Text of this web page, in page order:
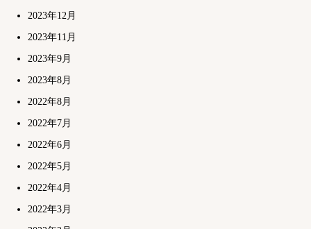
2023年12月
2023年11月
2023年9月
2023年8月
2022年8月
2022年7月
2022年6月
2022年5月
2022年4月
2022年3月